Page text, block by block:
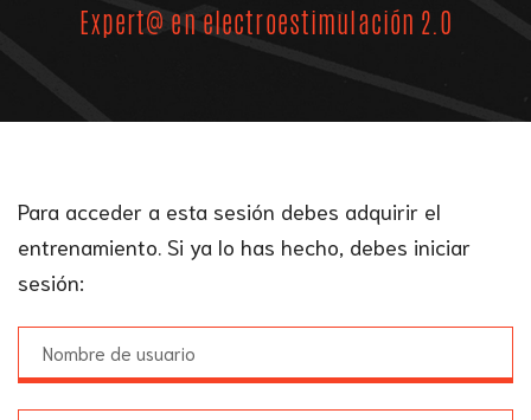
Expert@ en electroestimulación 2.0
Para acceder a esta sesión debes adquirir el
entrenamiento. Si ya lo has hecho, debes iniciar
sesión: